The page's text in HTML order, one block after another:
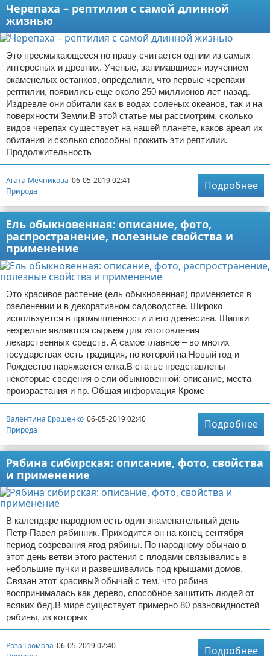
Черепаха – рептилия с самой длинной
жизнью
Это пресмыкающееся по праву считается одним из самых
интересных и древних. Ученые, занимавшиеся изучением
окаменелых останков, определили, что первые черепахи –
рептилии, появились еще около 250 миллионов лет назад.
Издревле они обитали как в водах соленых океанов, так и на
поверхности Земли.В этой статье мы рассмотрим, сколько
видов черепах существует на нашей планете, каков ареал их
обитания и сколько способны прожить эти рептилии.
Продолжительность
Агата Мечникова 06-05-2019 02:41
Природа
Подробнее
Ель обыкновенная: описание, фото,
распространение, полезные свойства и
применение
Это красивое растение (ель обыкновенная) применяется в
озеленении и в декоративном садоводстве. Широко
используется в промышленности и его древесина. Шишки
незрелые являются сырьем для изготовления
лекарственных средств. А самое главное – во многих
государствах есть традиция, по которой на Новый год и
Рождество наряжается елка.В статье представлены
некоторые сведения о ели обыкновенной: описание, места
произрастания и пр. Общая информация Кроме
Валентина Ерошенко 06-05-2019 02:40
Природа
Подробнее
Рябина сибирская: описание, фото, свойства
и применение
В календаре народном есть один знаменательный день –
Петр-Павел рябинник. Приходится он на конец сентября –
период созревания ягод рябины. По народному обычаю в
этот день ветви этого растения с плодами связывались в
небольшие пучки и развешивались под крышами домов.
Связан этот красивый обычай с тем, что рябина
воспринималась как дерево, способное защитить людей от
всяких бед.В мире существует примерно 80 разновидностей
рябины, из которых
Роза Громова 06-05-2019 02:40
Подробнее